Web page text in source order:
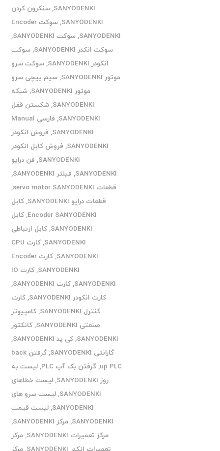
SANYODENKI
,سنکرون کردن
SANYODENKI
,
سوکت Encoder
SANYODENKI
,سوکت SANYODENKI
,
سوکت انکدر SANYODENKI
,سوکت
انکودر SANYODENKI
,سوکت سرو
موتور SANYODENKI
,سیم پیچی سرو
موتور SANYODENKI
,شبکه
SANYODENKI
,شکستن قفل
SANYODENKI
,
فارسی Manual
SANYODENKI
, فروش انکودر
SANYODENKI
, فروش کابل انکودر
SANYODENKI
, فن درایو
SANYODENKI
, فیلتر SANYODENKI
,
قطعات servo motor SANYODENKI
,
قطعات درایو SANYODENKI
,کابل
Encoder SANYODENKI
,کابل
SANYODENKI
,کابل ارتباطی
SANYODENKI
,
کارت CPU
SANYODENKI
,
کارت Encoder
SANYODENKI
,
کارت IO
SANYODENKI
,کارت SANYODENKI
,
کارت انکودر SANYODENKI
,کارت
کنترل SANYODENKI
,کامپیوتر
صنعتی SANYODENKI
,کانکتور
SANYODENKI
,کی پد SANYODENKI
,
گارانتی SANYODENKI
,
گرفتن back
up PLC
,گرفتن بک آپ PLC ,لیست به
روز SANYODENKI
,لیست خطاهای
SANYODENKI
,لیست سرو های
SANYODENKI
,لیست قیمت
SANYODENKI
,مرکز SANYODENKI
,
مرکز تعمیرات SANYODENKI
,مرکز
تعمیرات انکدر SANYODENKI
,مرکز